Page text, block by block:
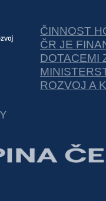
ČINNOST
ČR JE
DOTACEMI
ROZVOJ A